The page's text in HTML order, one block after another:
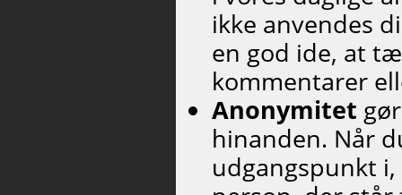
ikke anvendes
en god ide, at
kommentarer
Anonymitet
hinanden. Når
udgangspunkt